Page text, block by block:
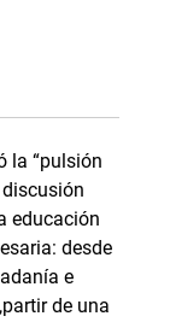
la “pulsión
educación
desde
e
de una